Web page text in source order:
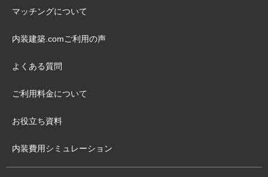
マッチングについて
内装建築.comご利用の声
よくある質問
ご利用料金について
お役立ち資料
内装費用シミュレーション